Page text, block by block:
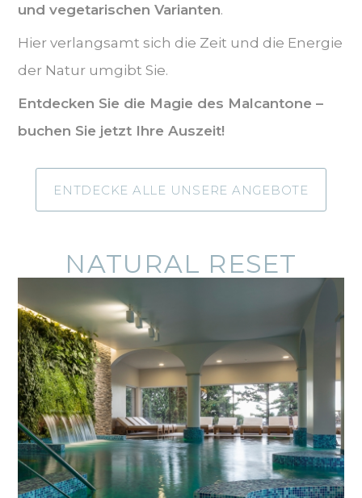
und vegetarischen Varianten.
Hier verlangsamt sich die Zeit und die Energie
der Natur umgibt Sie.
Entdecken Sie die Magie des Malcantone –
buchen Sie jetzt Ihre Auszeit!
ENTDECKE ALLE UNSERE ANGEBOTE
NATURAL RESET